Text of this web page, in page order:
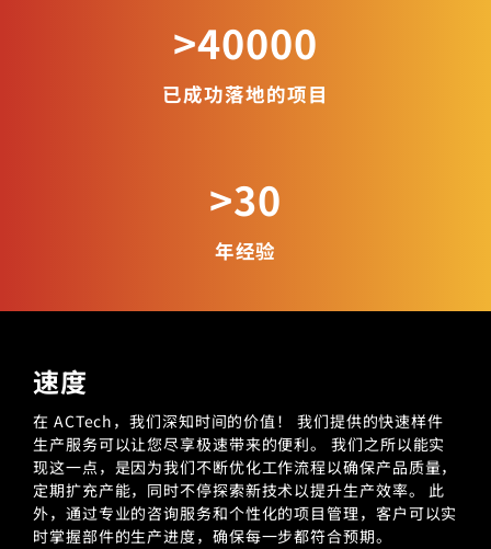
>40000
已成功落地的项目
>30
年经验
速度
在 ACTech，我们深知时间的价值！ 我们提供的快速样件
生产服务可以让您尽享极速带来的便利。 我们之所以能实
现这一点，是因为我们不断优化工作流程以确保产品质量，
定期扩充产能，同时不停探索新技术以提升生产效率。 此
外，通过专业的咨询服务和个性化的项目管理，客户可以实
时掌握部件的生产进度，确保每一步都符合预期。